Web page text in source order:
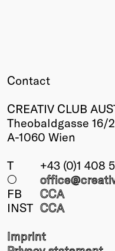
Contact
CREATIV CLUB
Theobaldgasse 16/2
A-1060 Wien
T
+43 (0)1 408
○
FB
CCA
INST CCA
Imprint